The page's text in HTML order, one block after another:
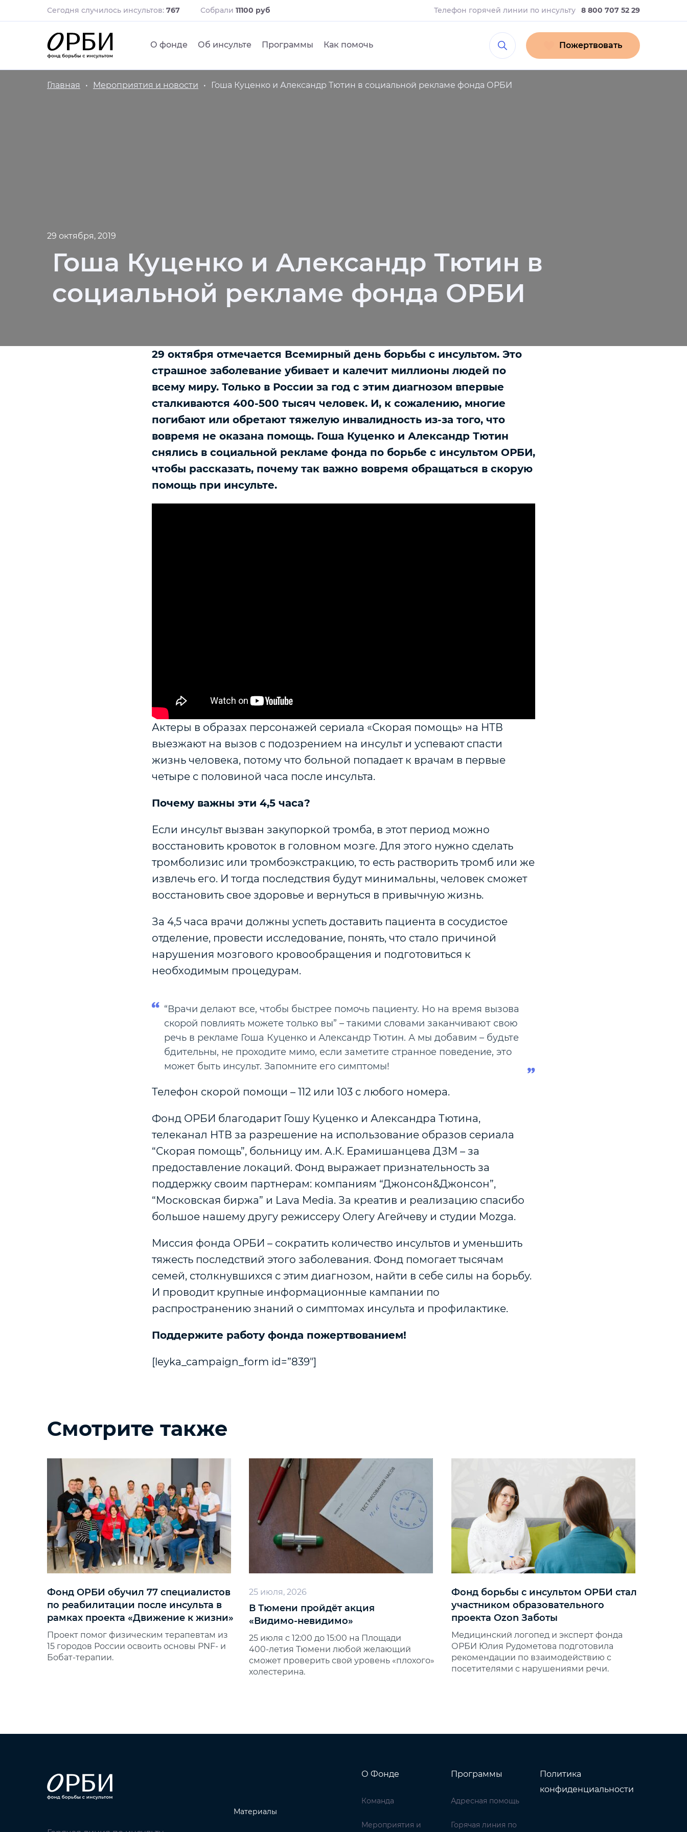
Сегодня случилось инсультов: 767 Собрали 11100 руб Телефон горячей линии по инсульту 8 800 707 52 29
О фонде Об инсульте Программы Как помочь Пожертвовать
Главная Мероприятия и новости Гоша Куценко и Александр Тютин в социальной рекламе фонда ОРБИ
29 октября, 2019
Гоша Куценко и Александр Тютин в
социальной рекламе фонда ОРБИ
29 октября отмечается Всемирный день борьбы с инсультом. Это
страшное заболевание убивает и калечит миллионы людей по
всему миру. Только в России за год с этим диагнозом впервые
сталкиваются 400-500 тысяч человек. И, к сожалению, многие
погибают или обретают тяжелую инвалидность из-за того, что
вовремя не оказана помощь. Гоша Куценко и Александр Тютин
снялись в социальной рекламе фонда по борьбе с инсультом ОРБИ,
чтобы рассказать, почему так важно вовремя обращаться в скорую
помощь при инсульте.
Актеры в образах персонажей сериала «Скорая помощь» на НТВ
выезжают на вызов с подозрением на инсульт и успевают спасти
жизнь человека, потому что больной попадает к врачам в первые
четыре с половиной часа после инсульта.
Почему важны эти 4,5 часа?
Если инсульт вызван закупоркой тромба, в этот период можно
восстановить кровоток в головном мозге. Для этого нужно сделать
тромболизис или тромбоэкстракцию, то есть растворить тромб или же
извлечь его. И тогда последствия будут минимальны, человек сможет
восстановить свое здоровье и вернуться в привычную жизнь.
За 4,5 часа врачи должны успеть доставить пациента в сосудистое
отделение, провести исследование, понять, что стало причиной
нарушения мозгового кровообращения и подготовиться к
необходимым процедурам.
“Врачи делают все, чтобы быстрее помочь пациенту. Но на время вызова
скорой повлиять можете только вы” – такими словами заканчивают свою
речь в рекламе Гоша Куценко и Александр Тютин. А мы добавим – будьте
бдительны, не проходите мимо, если заметите странное поведение, это
может быть инсульт. Запомните его симптомы!
Телефон скорой помощи – 112 или 103 с любого номера.
Фонд ОРБИ благодарит Гошу Куценко и Александра Тютина,
телеканал НТВ за разрешение на использование образов сериала
“Скорая помощь”, больницу им. А.К. Ерамишанцева ДЗМ – за
предоставление локаций. Фонд выражает признательность за
поддержку своим партнерам: компаниям “Джонсон&Джонсон”,
“Московская биржа” и Lava Media. За креатив и реализацию спасибо
большое нашему другу режиссеру Олегу Агейчеву и студии Mozga.
Миссия фонда ОРБИ – сократить количество инсультов и уменьшить
тяжесть последствий этого заболевания. Фонд помогает тысячам
семей, столкнувшихся с этим диагнозом, найти в себе силы на борьбу.
И проводит крупные информационные кампании по
распространению знаний о симптомах инсульта и профилактике.
Поддержите работу фонда пожертвованием!
[leyka_campaign_form id=”839″]
Смотрите также
Фонд ОРБИ обучил 77 специалистов
по реабилитации после инсульта в
рамках проекта «Движение к жизни»
Проект помог физическим терапевтам из
15 городов России освоить основы PNF‑ и
Бобат‑терапии.
25 июля, 2026
В Тюмени пройдёт акция
«Видимо‑невидимо»
25 июля с 12:00 до 15:00 на Площади
400‑летия Тюмени любой желающий
сможет проверить свой уровень «плохого»
холестерина.
Фонд борьбы с инсультом ОРБИ стал
участником образовательного
проекта Ozon Заботы
Медицинский логопед и эксперт фонда
ОРБИ Юлия Рудометова подготовила
рекомендации по взаимодействию с
посетителями с нарушениями речи.
Материалы
О Фонде
Команда
Мероприятия и
Программы
Адресная помощь
Горячая линия по
Политика
конфиденциальности